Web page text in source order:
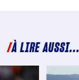
À LIRE AUSSI...